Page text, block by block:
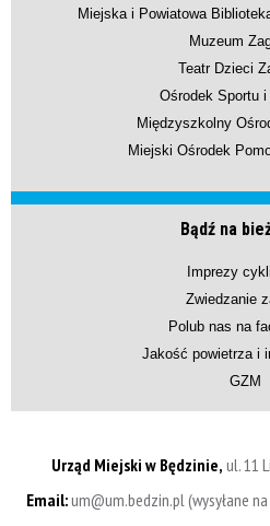
Miejska i Powiatowa
Muzeum
Teatr Dzieci
Ośrodek Sportu i
Międzyszkolny
Miejski Ośrodek
Bądź na
Imprezy
Zwiedzanie
Polub nas na
Jakość powietrza i
GZM
Urząd Miejski w Będzinie, ul. 11
Email:um@um.bedzin.pl (wysyłane